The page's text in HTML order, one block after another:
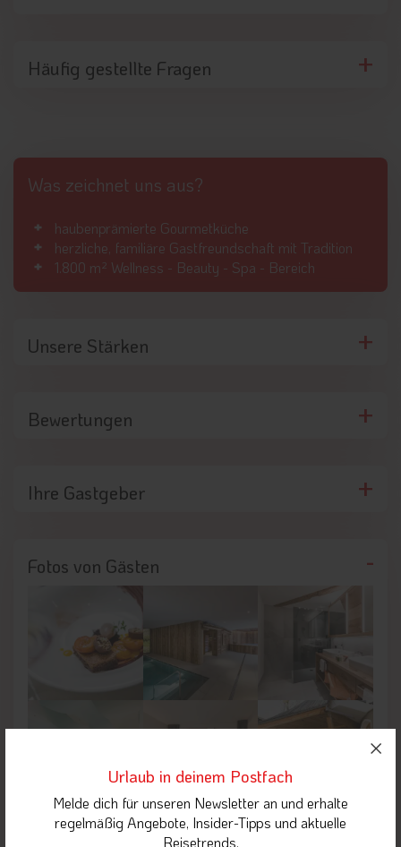
Häufig gestellte Fragen
Was zeichnet uns aus?
haubenprämierte Gourmetküche
herzliche, familiäre Gastfreundschaft mit Tradition
1.800 m² Wellness - Beauty - Spa - Bereich
Unsere Stärken
Bewertungen
Ihre Gastgeber
Fotos von Gästen
Urlaub in deinem Postfach
Melde dich für unseren Newsletter an und erhalte
regelmäßig Angebote, Insider-Tipps und aktuelle
Reisetrends.